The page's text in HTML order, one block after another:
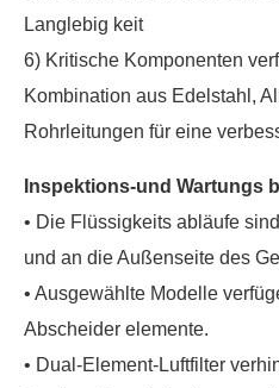
Langlebig keit
6) Kritische Komponenten
Kombination aus Edelstahl,
Rohrleitungen für eine
Inspektions-und Wartungs
• Die Flüssigkeits abläufe
und an die Außenseite des
• Ausgewählte Modelle
Abscheider elemente.
• Dual-Element-Luftfilter